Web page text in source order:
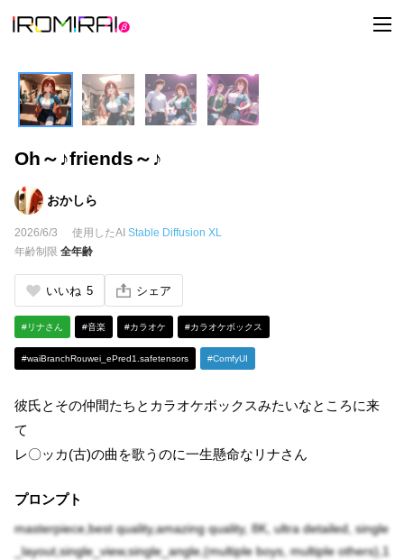
t
o
Oh～♪friends～♪
おかしら
2026/6/3 使用したAI Stable Diffusion XL
年齢制限 全年齢
いいね 5 シェア
#リナさん #音楽 #カラオケ #カラオケボックス
#waiBranchRouwei_ePred1.safetensors #ComfyUI
彼氏とその仲間たちとカラオケボックスみたいなところに来
て
レ〇ッカ(古)の曲を歌うのに一生懸命なリナさん
プロンプト
masterpiece,best quality,amazing quality, 8K, ultra detailed, single
_layout,single_view,single_angle,(multiple boys, multiple others),1